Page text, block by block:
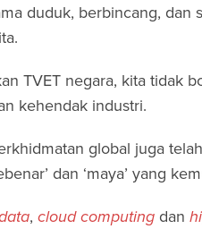
duduk, berbincang,
TVET negara, kita tidak
kehendak industri.
global juga
dan ‘maya’ yang
, cloud computing dan